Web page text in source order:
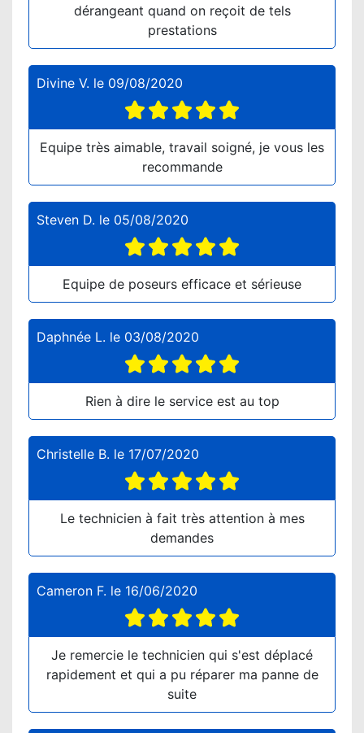
dérangeant quand on reçoit de tels
prestations
Divine V. le 09/08/2020
Equipe très aimable, travail soigné, je vous les
recommande
Steven D. le 05/08/2020
Equipe de poseurs efficace et sérieuse
Daphnée L. le 03/08/2020
Rien à dire le service est au top
Christelle B. le 17/07/2020
Le technicien à fait très attention à mes
demandes
Cameron F. le 16/06/2020
Je remercie le technicien qui s'est déplacé
rapidement et qui a pu réparer ma panne de
suite